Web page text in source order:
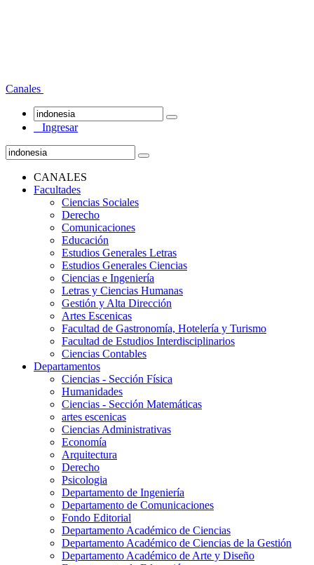
Canales
Ingresar
CANALES
Facultades
Ciencias Sociales
Derecho
Comunicaciones
Educación
Estudios Generales Letras
Estudios Generales Ciencias
Ciencias e Ingeniería
Letras y Ciencias Humanas
Gestión y Alta Dirección
Artes Escenicas
Facultad de Gastronomía, Hotelería y Turismo
Facultad de Estudios Interdisciplinarios
Ciencias Contables
Departamentos
Ciencias - Sección Física
Humanidades
Ciencias - Sección Matemáticas
artes escenicas
Ciencias Administrativas
Economía
Arquitectura
Derecho
Psicologia
Departamento de Ingeniería
Departamento de Comunicaciones
Fondo Editorial
Departamento Académico de Ciencias
Departamento Académico de Ciencias de la Gestión
Departamento Académico de Arte y Diseño